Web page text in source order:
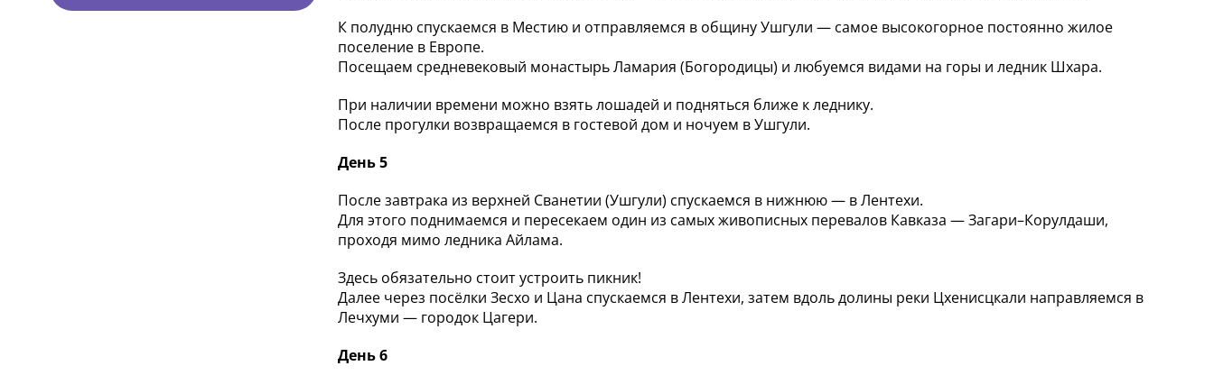
К полудню спускаемся в Местию и отправляемся в общину Ушгули — самое высокогорное постоянно жилое
поселение в Европе.
Посещаем средневековый монастырь Ламария (Богородицы) и любуемся видами на горы и ледник Шхара.
При наличии времени можно взять лошадей и подняться ближе к леднику.
После прогулки возвращаемся в гостевой дом и ночуем в Ушгули.
День 5
После завтрака из верхней Сванетии (Ушгули) спускаемся в нижнюю — в Лентехи.
Для этого поднимаемся и пересекаем один из самых живописных перевалов Кавказа — Загари–Корулдаши,
проходя мимо ледника Айлама.
Здесь обязательно стоит устроить пикник!
Далее через посёлки Зесхо и Цана спускаемся в Лентехи, затем вдоль долины реки Цхенисцкали направляемся в
Лечхуми — городок Цагери.
День 6